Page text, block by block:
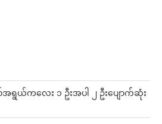
စ်အရွယ်ကလေး ၁ ဦးအပါ ၂ ဦးပျောက်ဆုံး